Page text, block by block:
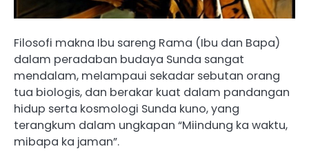
Filosofi makna Ibu sareng Rama (Ibu dan Bapa)
dalam peradaban budaya Sunda sangat
mendalam, melampaui sekadar sebutan orang
tua biologis, dan berakar kuat dalam pandangan
hidup serta kosmologi Sunda kuno, yang
terangkum dalam ungkapan “Miindung ka waktu,
mibapa ka jaman”.